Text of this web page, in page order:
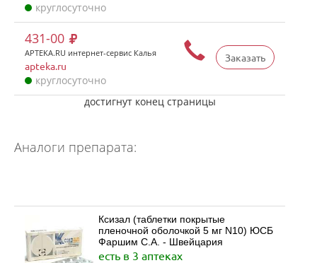
круглосуточно
Заказать
431-00
APTEKA.RU интернет-сервис Калья
apteka.ru
круглосуточно
достигнут конец страницы
Аналоги препарата:
Ксизал (таблетки покрытые
пленочной оболочкой 5 мг N10) ЮСБ
Фаршим С.А. - Швейцария
есть в 3 аптеках